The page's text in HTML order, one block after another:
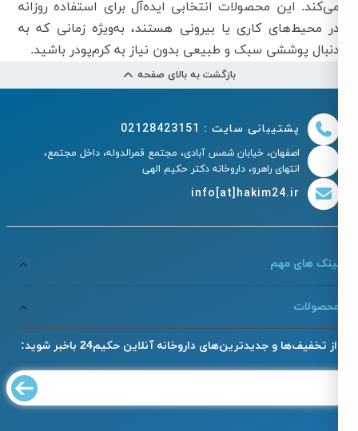
این محصولات انتخابی ایده‌آل برای استفاده روزانه
محیط‌های کاری یا بیرونی هستند، به‌ویژه زمانی که به
پوششی سبک و طبیعی بدون نیاز به کرم‌پودر باشید.
بازگشت به بالای صفحه
پشتیبانی سایت : 02128423151
اصفهان، خیابان شمس آبادی، مجتمع قمرالدوله، داخل مجتمع،
انتهای راهرو، داروخانه دکتر حکیم الهی
info[at]hakim24.ir
های مهم
از تخفیف‌ها و جدیدترین‌های داروخانه آنلاین حکیم24 باخبر شوید: